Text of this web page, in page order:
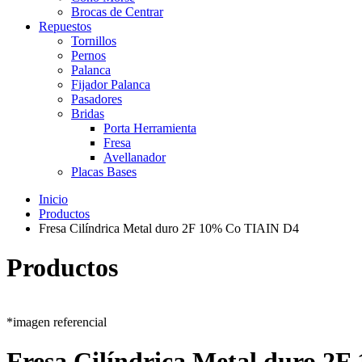
Brocas de Centrar
Repuestos
Tornillos
Pernos
Palanca
Fijador Palanca
Pasadores
Bridas
Porta Herramienta
Fresa
Avellanador
Placas Bases
Inicio
Productos
Fresa Cilíndrica Metal duro 2F 10% Co TIAIN D4
Productos
*imagen referencial